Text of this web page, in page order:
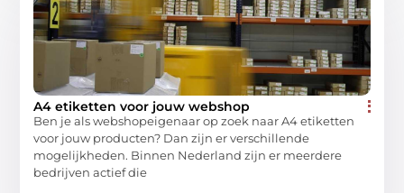
A4 etiketten voor jouw webshop
Ben je als webshopeigenaar op zoek naar A4 etiketten
voor jouw producten? Dan zijn er verschillende
mogelijkheden. Binnen Nederland zijn er meerdere
bedrijven actief die